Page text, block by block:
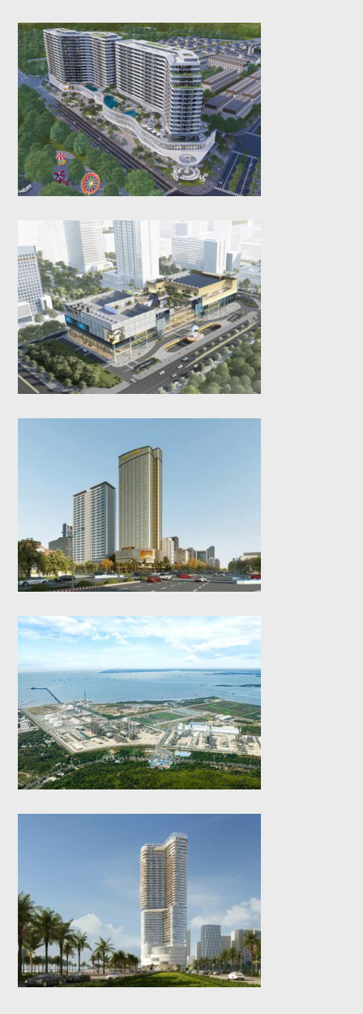
Diamond Sky (2025)
Emart Tây Hồ Tây
(2025)
Cosmo Royal (2025)
Bể chứa Ethane
(2025)
Nobu Đà Nẵng
(2025)